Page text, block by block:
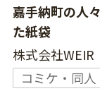
嘉手納町の人
た紙袋
株式会社WEIR
コミケ・同人